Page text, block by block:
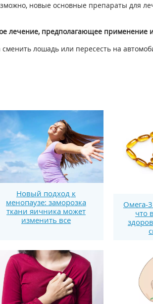
новые основные препараты для
лечение, предполагающее применение
лошадь или пересесть на
Новый подход к
менопаузе: заморозка
ткани яичника может
изменить все
Омега-
что